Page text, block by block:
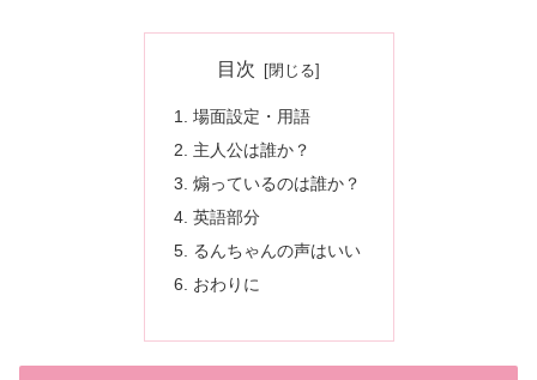
目次
場面設定・用語
主人公は誰か？
煽っているのは誰か？
英語部分
るんちゃんの声はいい
おわりに